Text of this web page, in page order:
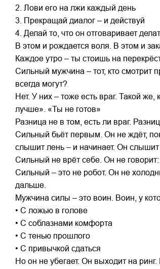
2. Лови его на лжи каждый день
3. Прекращай диалог – и действуй
4. Делай то, что он отговаривает
В этом и рождается воля. В этом и
Каждое утро – ты стоишь на
Сильный мужчина – тот, кто смотрит
всегда могут?
Нет. У них – тоже есть враг. Такой
лучше». «Ты не готов»
Разница не в том, есть ли враг.
Сильный бьёт первым. Он не ждёт,
слышит лень – и начинает. Он слышит
Сильный не врёт себе. Он не
Сильный – это не робот. Он не
дальше.
Мужчина силы – это воин. Воин, у
• С ложью в голове
• С соблазнами комфорта
• С тенью прошлого
• С привычкой сдаться
Но он не убегает. Он выходит на